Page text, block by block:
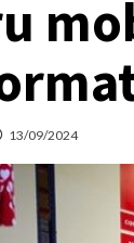
13/09/2024